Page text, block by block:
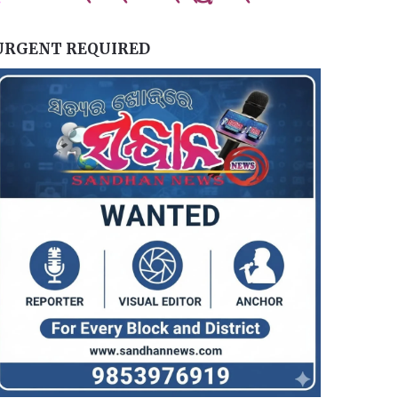
REQUIRED